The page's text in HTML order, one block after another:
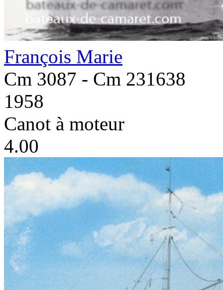
François Marie
Cm 3087 - Cm 231638
1958
Canot à moteur
4.00